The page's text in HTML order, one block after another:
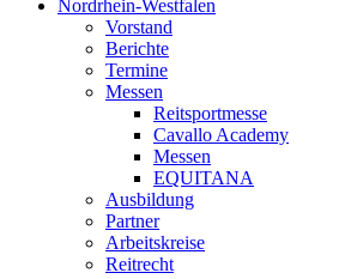
Nordrhein-Westfalen
Vorstand
Berichte
Termine
Messen
Reitsportmesse
Cavallo Academy
Messen
EQUITANA
Ausbildung
Partner
Arbeitskreise
Reitrecht